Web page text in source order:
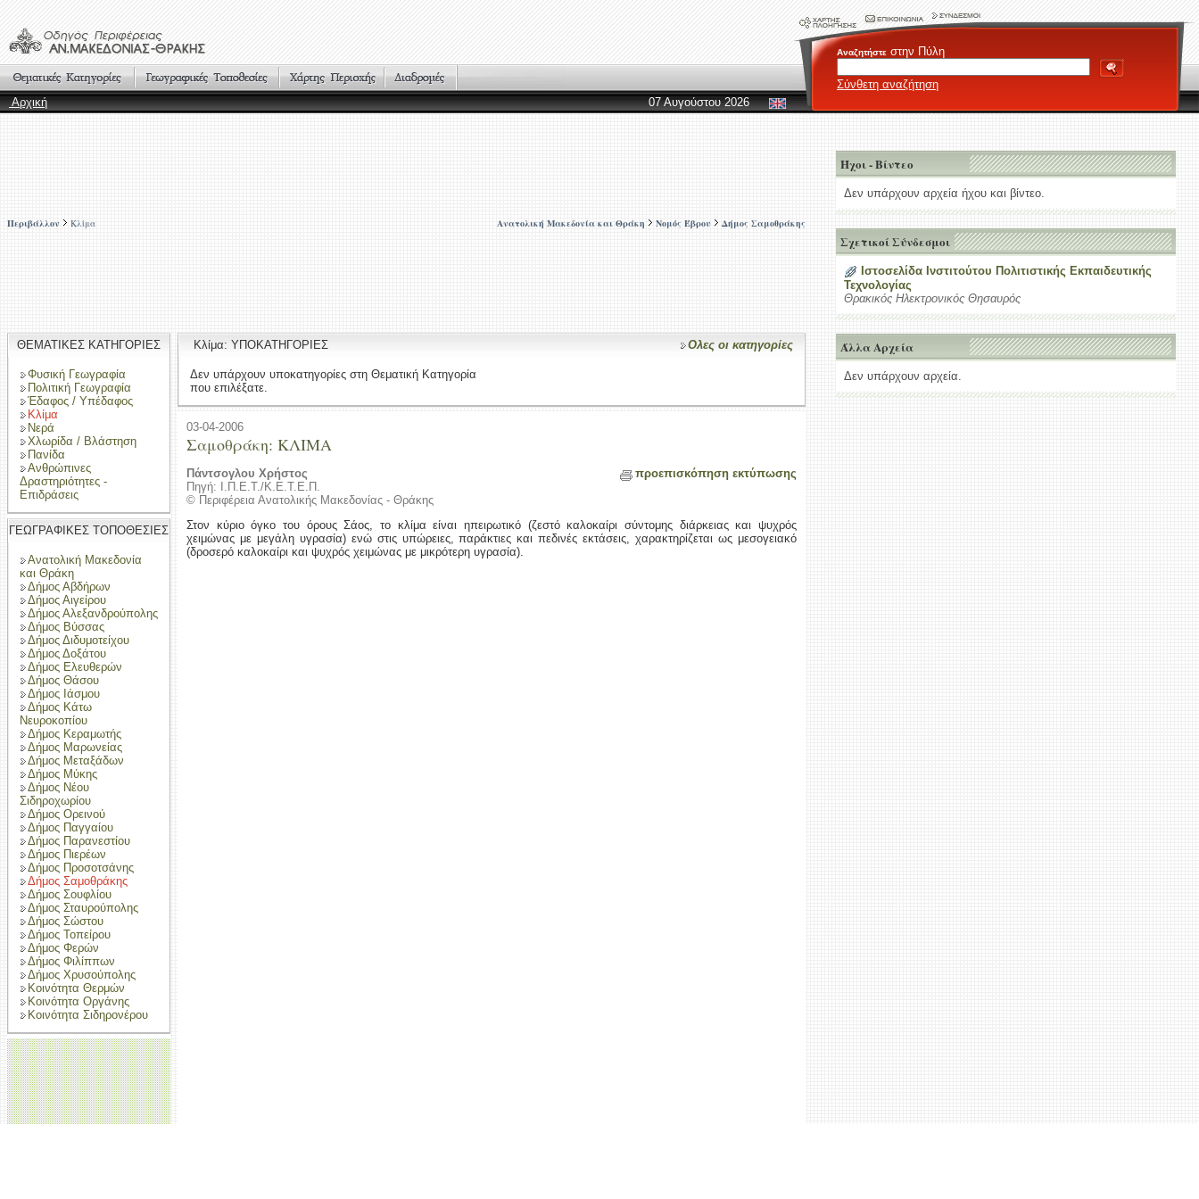
Αναζητήστε στην Πύλη
Σύνθετη αναζήτηση
Αρχική
07 Αυγούστου 2026
Περιβάλλον Κλίμα Ανατολική Μακεδονία και Θράκη Νομός Έβρου Δήμος Σαμοθράκης
Ήχοι - Βίντεο
Δεν υπάρχουν αρχεία ήχου και βίντεο.
Σχετικοί Σύνδεσμοι
Ιστοσελίδα Ινστιτούτου Πολιτιστικής Εκπαιδευτικής
Τεχνολογίας
Θρακικός Ηλεκτρονικός Θησαυρός
Άλλα Αρχεία
Δεν υπάρχουν αρχεία.
ΘΕΜΑΤΙΚΕΣ ΚΑΤΗΓΟΡΙΕΣ
Φυσική Γεωγραφία
Πολιτική Γεωγραφία
Έδαφος / Υπέδαφος
Κλίμα
Νερά
Χλωρίδα / Βλάστηση
Πανίδα
Ανθρώπινες
Δραστηριότητες -
Επιδράσεις
ΓΕΩΓΡΑΦΙΚΕΣ ΤΟΠΟΘΕΣΙΕΣ
Ανατολική Μακεδονία
και Θράκη
Δήμος Αβδήρων
Δήμος Αιγείρου
Δήμος Αλεξανδρούπολης
Δήμος Βύσσας
Δήμος Διδυμοτείχου
Δήμος Δοξάτου
Δήμος Ελευθερών
Δήμος Θάσου
Δήμος Ιάσμου
Δήμος Κάτω
Νευροκοπίου
Δήμος Κεραμωτής
Δήμος Μαρωνείας
Δήμος Μεταξάδων
Δήμος Μύκης
Δήμος Νέου
Σιδηροχωρίου
Δήμος Ορεινού
Δήμος Παγγαίου
Δήμος Παρανεστίου
Δήμος Πιερέων
Δήμος Προσοτσάνης
Δήμος Σαμοθράκης
Δήμος Σουφλίου
Δήμος Σταυρούπολης
Δήμος Σώστου
Δήμος Τοπείρου
Δήμος Φερών
Δήμος Φιλίππων
Δήμος Χρυσούπολης
Κοινότητα Θερμών
Κοινότητα Οργάνης
Κοινότητα Σιδηρονέρου
Κλίμα: ΥΠΟΚΑΤΗΓΟΡΙΕΣ Ολες οι κατηγορίες
Δεν υπάρχουν υποκατηγορίες στη Θεματική Κατηγορία
που επιλέξατε.
03-04-2006
Σαμοθράκη: ΚΛΙΜΑ
Πάντσογλου Χρήστος
Πηγή: Ι.Π.Ε.Τ./Κ.Ε.Τ.Ε.Π.
© Περιφέρεια Ανατολικής Μακεδονίας - Θράκης
προεπισκόπηση εκτύπωσης
Στον κύριο όγκο του όρους Σάος, το κλίμα είναι ηπειρωτικό (ζεστό καλοκαίρι σύντομης διάρκειας και ψυχρός
χειμώνας με μεγάλη υγρασία) ενώ στις υπώρειες, παράκτιες και πεδινές εκτάσεις, χαρακτηρίζεται ως μεσογειακό
(δροσερό καλοκαίρι και ψυχρός χειμώνας με μικρότερη υγρασία).